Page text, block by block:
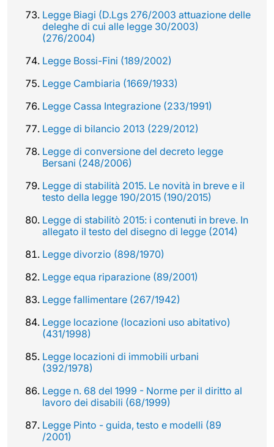
Legge Biagi (D.Lgs 276/2003 attuazione delle
deleghe di cui alle legge 30/2003)
(276/2004)
Legge Bossi-Fini (189/2002)
Legge Cambiaria (1669/1933)
Legge Cassa Integrazione (233/1991)
Legge di bilancio 2013 (229/2012)
Legge di conversione del decreto legge
Bersani (248/2006)
Legge di stabilità 2015. Le novità in breve e il
testo della legge 190/2015 (190/2015)
Legge di stabilitò 2015: i contenuti in breve. In
allegato il testo del disegno di legge (2014)
Legge divorzio (898/1970)
Legge equa riparazione (89/2001)
Legge fallimentare (267/1942)
Legge locazione (locazioni uso abitativo)
(431/1998)
Legge locazioni di immobili urbani
(392/1978)
Legge n. 68 del 1999 - Norme per il diritto al
lavoro dei disabili (68/1999)
Legge Pinto - guida, testo e modelli (89
/2001)